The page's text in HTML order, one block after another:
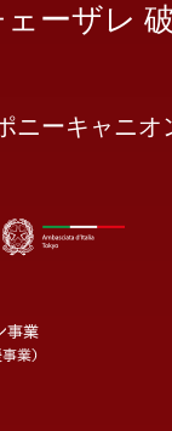
ーザレ
ニーキャニ